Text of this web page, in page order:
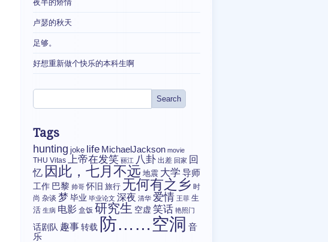
夜半的矫情
卢瑟的秋天
足够。
好想重新做个快乐的本科生啊
Tags
hunting joke life MichaelJackson movie
THU Vitas 上帝在发笑 丽江 八卦 出差 回家 回
忆 因此，七月不远 地震 大学 导师
工作 巴黎 帅哥 怀旧 旅行 无何有之乡 时
尚 杂谈 梦 毕业 毕业论文 深夜 清华 爱情 王菲 生
活 生病 电影 盒饭 研究生 空虚 笑话 艳照门
话剧队 趣事转载 防……空洞 音
乐